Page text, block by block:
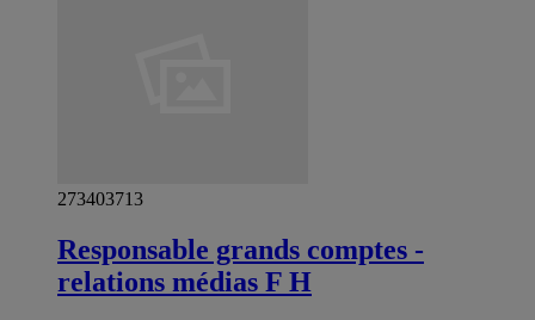
273403713
Responsable grands comptes -
relations médias F H